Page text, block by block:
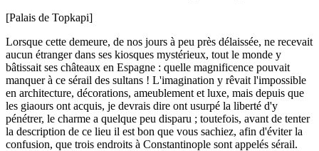
[Palais de Topkapi]
Lorsque cette demeure, de nos jours à peu près délaissée, ne recevait
aucun étranger dans ses kiosques mystérieux, tout le monde y
bâtissait ses châteaux en Espagne : quelle magnificence pouvait
manquer à ce sérail des sultans ! L'imagination y rêvait l'impossible
en architecture, décorations, ameublement et luxe, mais depuis que
les giaours ont acquis, je devrais dire ont usurpé la liberté d'y
pénétrer, le charme a quelque peu disparu ; toutefois, avant de tenter
la description de ce lieu il est bon que vous sachiez, afin d'éviter la
confusion, que trois endroits à Constantinople sont appelés sérail.